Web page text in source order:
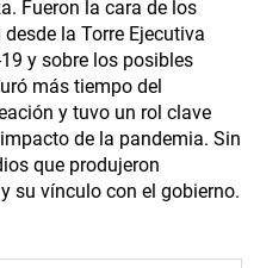
Fueron la cara de los
la Torre Ejecutiva
y sobre los posibles
más tiempo del
y tuvo un rol clave
de la pandemia. Sin
que produjeron
su vínculo con el gobierno.